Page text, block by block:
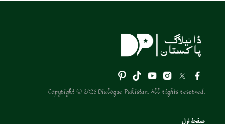
Copyright © 2026 Dialogue Pakistan. All rights reserved.
صفحۂ اول